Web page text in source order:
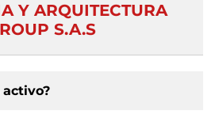
Y ARQUITECTURA
S.A.S
activo?